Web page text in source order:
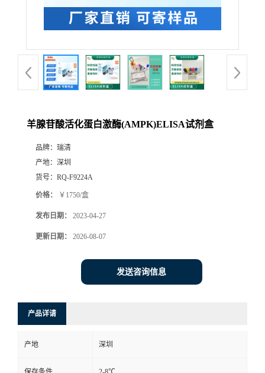
羊腺苷酸活化蛋白激酶(AMPK)ELISA试剂盒
品牌： 瑞清
产地： 深圳
货号： RQ-F9224A
价格： ￥1750/盒
发布日期： 2023-04-27
更新日期： 2026-08-07
发送咨询信息
产品详请
产地 深圳